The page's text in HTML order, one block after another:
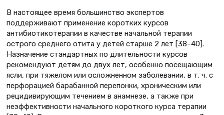
В настоящее время большинство экспертов
поддерживают применение коротких курсов
антибиотикотерапии в качестве начальной терапии
острого среднего отита у детей старше 2 лет [38–40].
Назначение стандартных по длительности курсов
рекомендуют детям до двух лет, особенно посещающим
ясли, при тяжелом или осложненном заболевании, в т. ч. с
перфорацией барабанной перепонки, хроническим или
рецидивирующим течением в анамнезе, а также при
неэффективности начального короткого курса терапии